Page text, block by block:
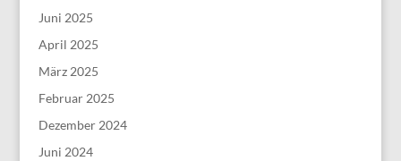
Juni 2025
April 2025
März 2025
Februar 2025
Dezember 2024
Juni 2024